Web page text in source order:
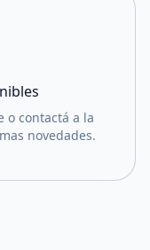
o contactá a la
novedades.